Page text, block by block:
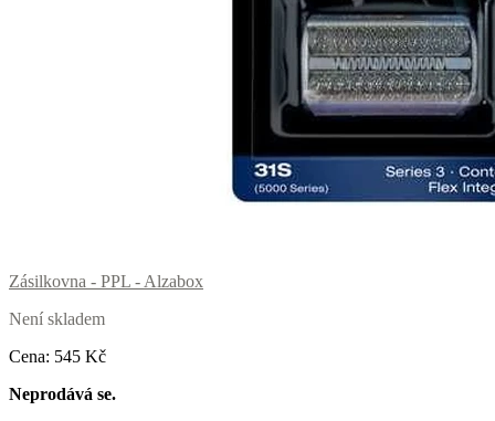
Zásilkovna - PPL - Alzabox
Není skladem
Cena: 545 Kč
Neprodává se.